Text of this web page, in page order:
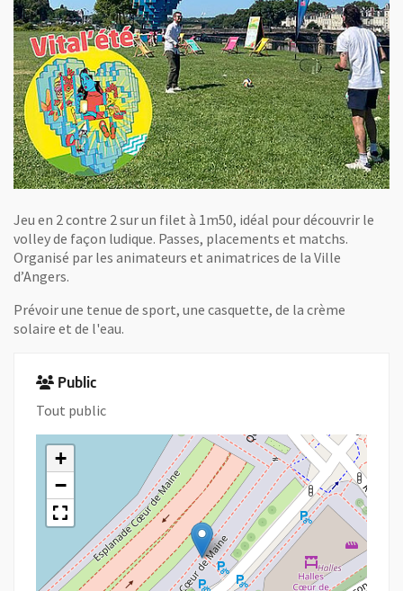
Jeu en 2 contre 2 sur un filet à 1m50, idéal pour découvrir le
volley de façon ludique. Passes, placements et matchs.
Organisé par les animateurs et animatrices de la Ville
d’Angers.
Prévoir une tenue de sport, une casquette, de la crème
solaire et de l'eau.
Public
Tout public
+
−